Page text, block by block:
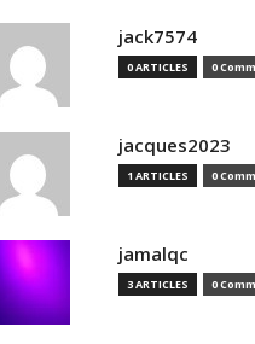
jack7574
0 ARTICLES 0
jacques2023
1 ARTICLES 0
jamalqc
3 ARTICLES 0